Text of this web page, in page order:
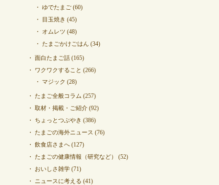
ゆでたまご(60)
目玉焼き (45)
オムレツ (48)
たまごかけごはん (34)
面白たまご話(165)
ワクワクすること (266)
マジック (28)
たまご全般コラム (257)
取材・掲載・ご紹介(92)
ちょっとつぶやき (386)
たまごの海外ニュース (76)
飲食店さまへ(127)
たまごの健康情報（研究など）
(52)
おいしさ雑学(71)
ニュースに考える (41)